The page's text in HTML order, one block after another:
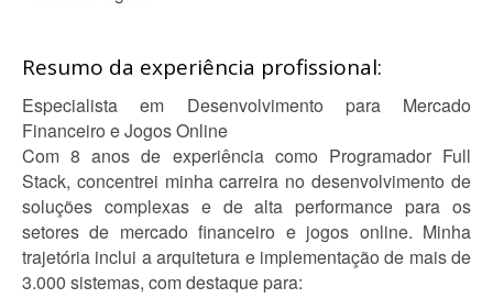
Resumo da experiência profissional:
Especialista em Desenvolvimento para Mercado
Financeiro e Jogos Online
Com 8 anos de experiência como Programador Full
Stack, concentrei minha carreira no desenvolvimento de
soluções complexas e de alta performance para os
setores de mercado financeiro e jogos online. Minha
trajetória inclui a arquitetura e implementação de mais de
3.000 sistemas, com destaque para: